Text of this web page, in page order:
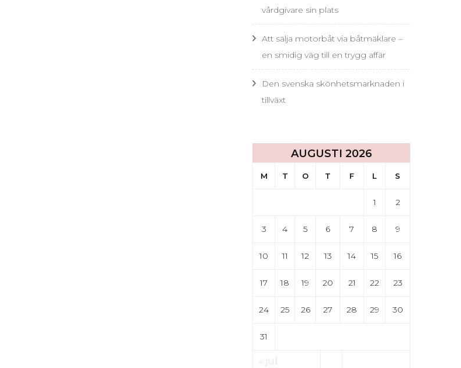
vårdgivare sin plats
Att sälja motorbåt via båtmäklare –
en smidig väg till en trygg affär
Den svenska skönhetsmarknaden i
tillväxt
AUGUSTI 2026
M T O T F L S
1 2
3 4 5 6 7 8 9
10 11 12 13 14 15 16
17 18 19 20 21 22 23
24 25 26 27 28 29 30
31
« jul